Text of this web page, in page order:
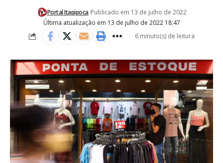
Última atualização em 13 de julho de 2022 18:47
Portal Itapipoca Publicado em 13 de julho de 2022
6 minuto(s) de leitura